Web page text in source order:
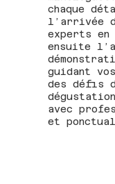
chaque
l’arrivée
experts en
ensuite
guidant
des défis
avec
et